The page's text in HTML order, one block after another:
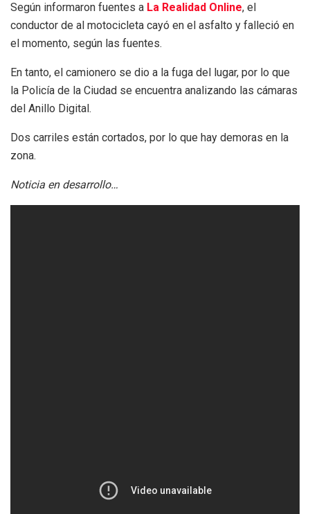
Según informaron fuentes a La Realidad Online, el
conductor de al motocicleta cayó en el asfalto y falleció en
el momento, según las fuentes.
En tanto, el camionero se dio a la fuga del lugar, por lo que
la Policía de la Ciudad se encuentra analizando las cámaras
del Anillo Digital.
Dos carriles están cortados, por lo que hay demoras en la
zona.
Noticia en desarrollo…